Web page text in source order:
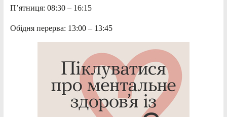
П’ятниця: 08:30 – 16:15
Обідня перерва: 13:00 – 13:45